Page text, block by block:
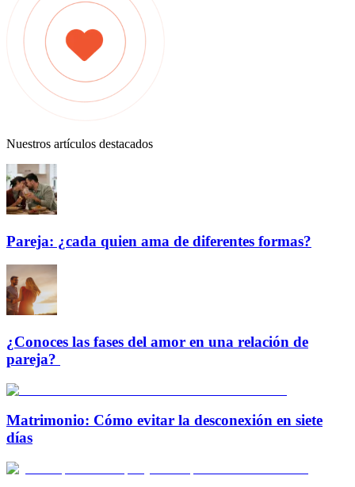
Nuestros artículos destacados
Pareja: ¿cada quien ama de diferentes formas?
¿Conoces las fases del amor en una relación de
pareja?
Matrimonio: Cómo evitar la desconexión en siete
días